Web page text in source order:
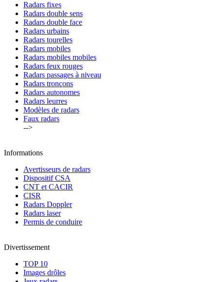
Radars fixes
Radars double sens
Radars double face
Radars urbains
Radars tourelles
Radars mobiles
Radars mobiles mobiles
Radars feux rouges
Radars passages à niveau
Radars tronçons
Radars autonomes
Radars leurres
Modèles de radars
Faux radars
-->
Informations
Avertisseurs de radars
Dispositif CSA
CNT et CACIR
CISR
Radars Doppler
Radars laser
Permis de conduire
Divertissement
TOP 10
Images drôles